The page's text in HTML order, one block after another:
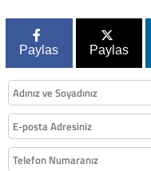
Paylas Paylas